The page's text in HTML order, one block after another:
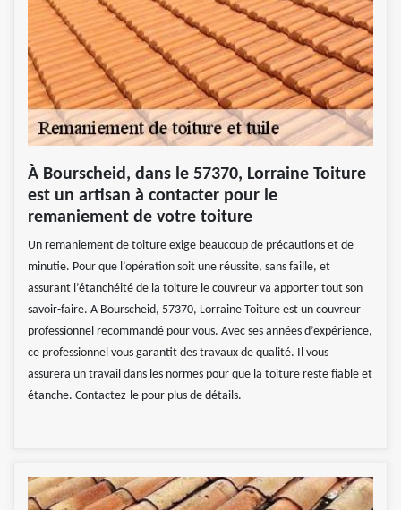
À Bourscheid, dans le 57370, Lorraine Toiture
est un artisan à contacter pour le
remaniement de votre toiture
Un remaniement de toiture exige beaucoup de précautions et de
minutie. Pour que l’opération soit une réussite, sans faille, et
assurant l’étanchéité de la toiture le couvreur va apporter tout son
savoir-faire. A Bourscheid, 57370, Lorraine Toiture est un couvreur
professionnel recommandé pour vous. Avec ses années d’expérience,
ce professionnel vous garantit des travaux de qualité. Il vous
assurera un travail dans les normes pour que la toiture reste fiable et
étanche. Contactez-le pour plus de détails.